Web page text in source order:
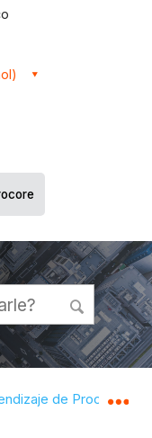
global
de Procore